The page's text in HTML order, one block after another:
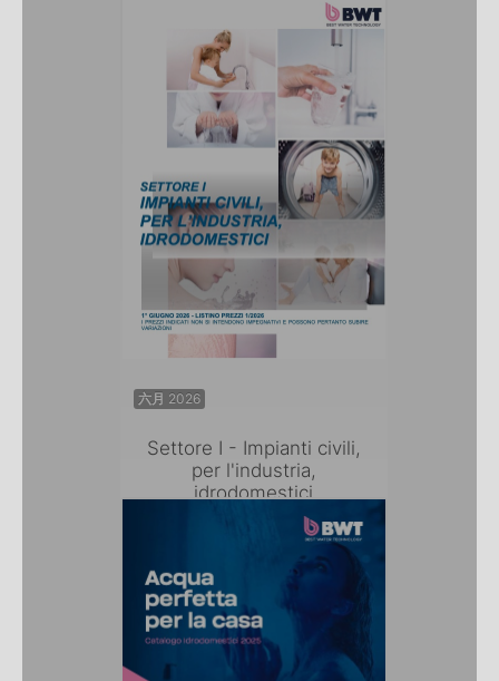
六月 2026
Settore I - Impianti civili,
per l'industria,
idrodomestici